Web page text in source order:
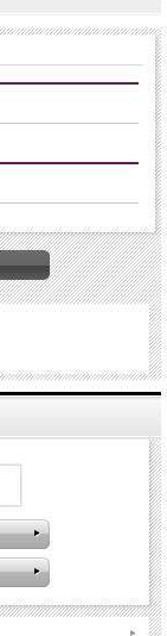
明度、色、結晶の状
トトップです。
があるとされていま
とされています。